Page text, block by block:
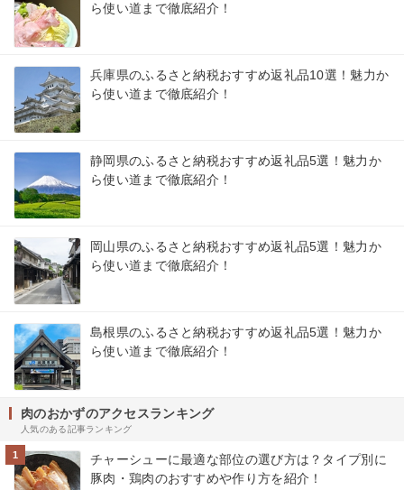
ら使い道まで徹底紹介！
兵庫県のふるさと納税おすすめ返礼品10選！魅力か
ら使い道まで徹底紹介！
静岡県のふるさと納税おすすめ返礼品5選！魅力か
ら使い道まで徹底紹介！
岡山県のふるさと納税おすすめ返礼品5選！魅力か
ら使い道まで徹底紹介！
島根県のふるさと納税おすすめ返礼品5選！魅力か
ら使い道まで徹底紹介！
肉のおかずのアクセスランキング
人気のある記事ランキング
1
チャーシューに最適な部位の選び方は？タイプ別に
豚肉・鶏肉のおすすめや作り方を紹介！